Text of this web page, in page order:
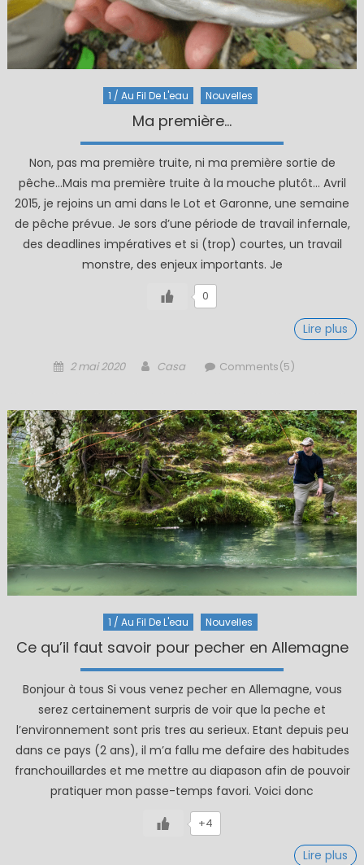
1 / Au Fil De L'eau Nouvelles
Ma première…
Non, pas ma première truite, ni ma première sortie de
pêche…Mais ma première truite à la mouche plutôt… Avril
2015, je rejoins un ami dans le Lot et Garonne, une semaine
de pêche prévue. Je sors d’une période de travail infernale,
des deadlines impératives et si (trop) courtes, un travail
monstre, des enjeux importants. Je
0
Lire plus
Posted
2 mai 2020 Author
Casa Comments(5)
1 / Au Fil De L'eau Nouvelles
Ce qu’il faut savoir pour pecher en Allemagne
Bonjour à tous Si vous venez pecher en Allemagne, vous
serez certainement surpris de voir que la peche et
l’environnement sont pris tres au serieux. Etant depuis peu
dans ce pays (2 ans), il m’a fallu me defaire des habitudes
franchouillardes et me mettre au diapason afin de pouvoir
pratiquer mon passe-temps favori. Voici donc
+4
Lire plus